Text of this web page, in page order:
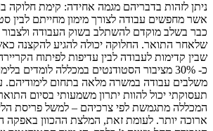
ניתן לזהות בדבריהם מגמה אחידה: קימת חלוקה
אשר מחפשים עבודה לצורך מימון מחייתם לבין
כבר בשלב מוקדם להשתלב בשוק העבודה ולצבור
שלאחר התואר. החלוקה יכולה להגיע להקצנה
שבין קדימות לעבודה לבין עדיפות לפיתוח
כ- 30% מציבור הסטודנטים במכללה לומדים
משלבים עבודה במשרה מלאה בתחום לימודיהם.
תעסוקתי יכול להוות יתרון משמעותי בסיום
המכללה מתגמשת לפי צרכיהם – למשל פריסת
ארוכה יותר. לעומת זאת, המלצת ההכוון